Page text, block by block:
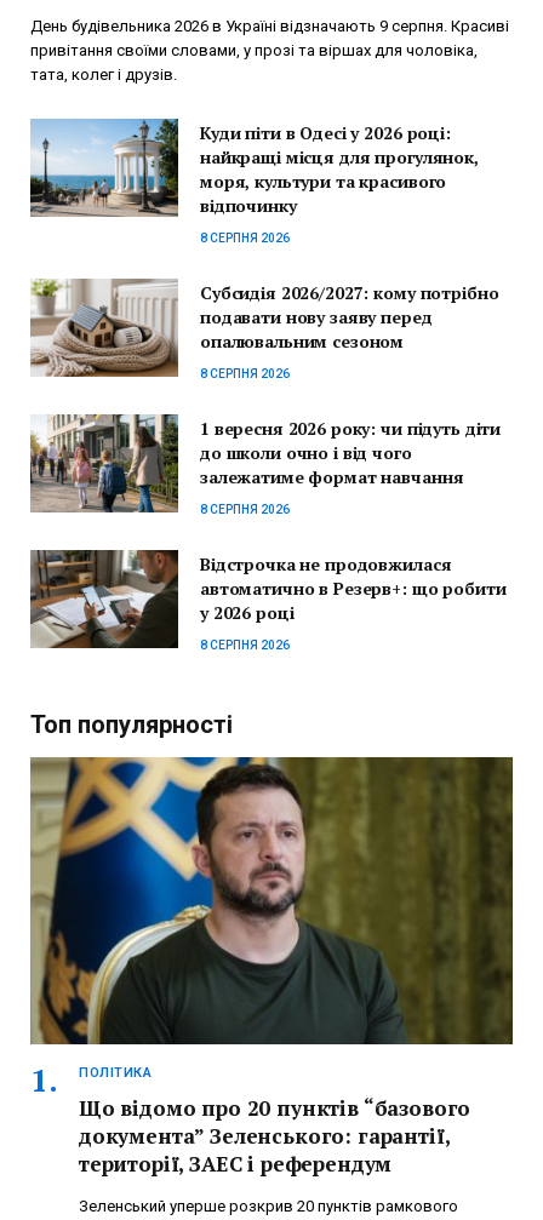
День будівельника 2026 в Україні відзначають 9 серпня. Красиві
привітання своїми словами, у прозі та віршах для чоловіка,
тата, колег і друзів.
Куди піти в Одесі у 2026 році:
найкращі місця для прогулянок,
моря, культури та красивого
відпочинку
8 СЕРПНЯ 2026
Субсидія 2026/2027: кому потрібно
подавати нову заяву перед
опалювальним сезоном
8 СЕРПНЯ 2026
1 вересня 2026 року: чи підуть діти
до школи очно і від чого
залежатиме формат навчання
8 СЕРПНЯ 2026
Відстрочка не продовжилася
автоматично в Резерв+: що робити
у 2026 році
8 СЕРПНЯ 2026
Топ популярності
ПОЛІТИКА
Що відомо про 20 пунктів “базового
документа” Зеленського: гарантії,
території, ЗАЕС і референдум
Зеленський уперше розкрив 20 пунктів рамкового